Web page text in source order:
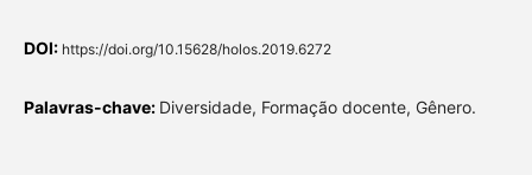
DOI: https://doi.org/10.15628/holos.2019.6272
Palavras-chave: Diversidade, Formação docente, Gênero.